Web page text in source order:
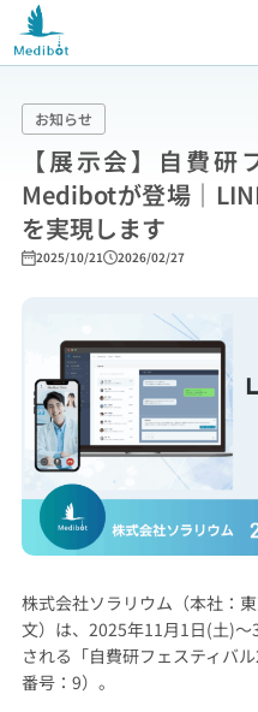
お知らせ
【展示会】自費研
Medibotが登場｜
を実現します
2025/10/21 2026/02/27
株式会社ソラリウム（本社：
文）は、2025年11月1日(土)
される「自費研フェスティバ
番号：9）。